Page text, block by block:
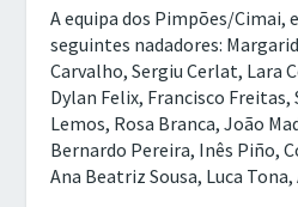
A equipa dos Pimpões/Cimai,
seguintes nadadores:
Carvalho, Sergiu Cerlat, Lara
Dylan Felix, Francisco Freitas,
Lemos, Rosa Branca, João
Bernardo Pereira, Inês Piño,
Ana Beatriz Sousa, Luca